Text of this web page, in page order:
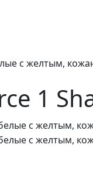
с желтым,
1